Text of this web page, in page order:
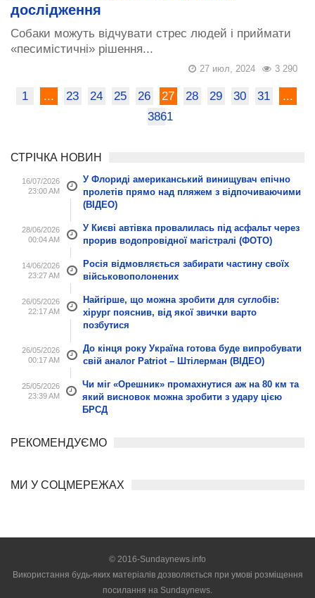
дослідження
Собаки можуть відчувати стрес людей і приймати
«песимістичні» рішення...
3 290
27 июл, 2024
1 ... 23 24 25 26 27 28 29 30 31
...
3861
СТРІЧКА НОВИН
16/07/2026
23:00 AM
У Флориді американський винищувач епічно
пролетів прямо над пляжем з відпочиваючими
(ВІДЕО)
28/06/2026
00:04 AM
У Києві автівка провалилась під асфальт через
прорив водопровідної магістралі (ФОТО)
14/06/2026
23:27 AM
Росія відмовляється забирати частину своїх
військовополонених
26/05/2026
22:17 AM
Найгірше, що можна зробити для суглобів:
хірург пояснив, від якої звички варто
позбутися
26/05/2026
00:17 AM
До кінця року Україна готова буде випробувати
свій аналог Patriot – Штілерман (ВІДЕО)
25/05/2026
23:39 AM
Чи міг «Орешник» промахнутися аж на 80 км та
який висновок можна зробити з удару цією
БРСД
РЕКОМЕНДУЄМО
МИ У СОЦМЕРЕЖАХ
© 2016-Sundaynews.info
Використання будь-яких матеріалів дозволяється при умові розміщення
посилання на Sundaynews.